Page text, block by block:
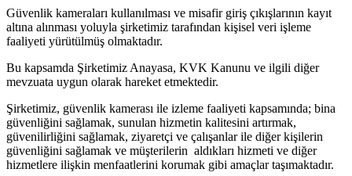
Güvenlik kameraları kullanılması ve misafir giriş çıkışlarının kayıt
altına alınması yoluyla şirketimiz tarafından kişisel veri işleme
faaliyeti yürütülmüş olmaktadır.
Bu kapsamda Şirketimiz Anayasa, KVK Kanunu ve ilgili diğer
mevzuata uygun olarak hareket etmektedir.
Şirketimiz, güvenlik kamerası ile izleme faaliyeti kapsamında; bina
güvenliğini sağlamak, sunulan hizmetin kalitesini artırmak,
güvenilirliğini sağlamak, ziyaretçi ve çalışanlar ile diğer kişilerin
güvenliğini sağlamak ve müşterilerin aldıkları hizmeti ve diğer
hizmetlere ilişkin menfaatlerini korumak gibi amaçlar taşımaktadır.